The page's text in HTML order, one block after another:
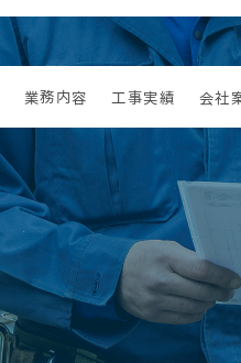
業務内容 工事実績 会社